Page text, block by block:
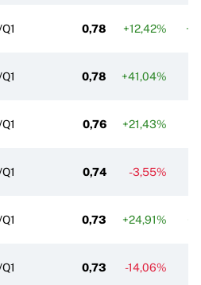
0,78 +12,42%
0,78 +41,04%
0,76 +21,43%
0,74 -3,55%
0,73 +24,91%
0,73 -14,06%